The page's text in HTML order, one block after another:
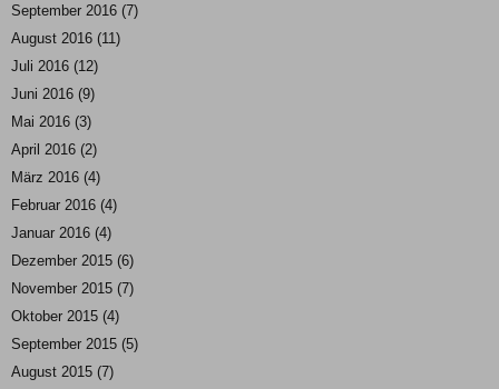
September 2016 (7)
August 2016 (11)
Juli 2016 (12)
Juni 2016 (9)
Mai 2016 (3)
April 2016 (2)
März 2016 (4)
Februar 2016 (4)
Januar 2016 (4)
Dezember 2015 (6)
November 2015 (7)
Oktober 2015 (4)
September 2015 (5)
August 2015 (7)